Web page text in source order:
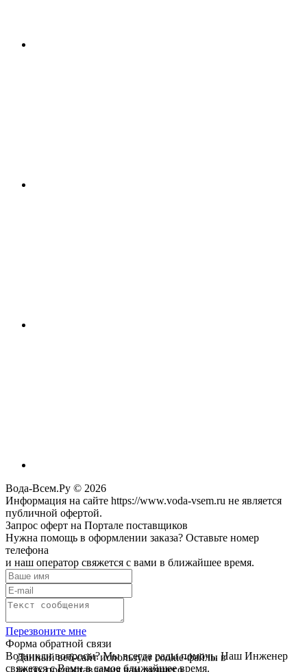
Вода-Всем.Ру © 2026
Информация на сайте https://www.voda-vsem.ru не является
публичной офертой.
Запрос оферт на Портале поставщиков
Нужна помощь в оформлении заказа? Оставьте номер
телефона
и наш оператор свяжется с вами в ближайшее время.
Перезвоните мне
Форма обратной связи
Возникли вопросы? Мы всегда рады помочь. Наш Инженер
свяжется с Вами в самое ближайшее время.
Данный веб-сайт использует cookie-файлы в
целях предоставления вам лучшего